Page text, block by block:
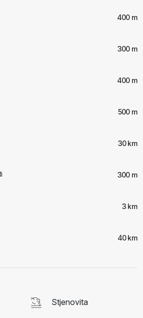
400 m
300 m
400 m
500 m
30 km
300 m
3 km
40 km
Stjenovita